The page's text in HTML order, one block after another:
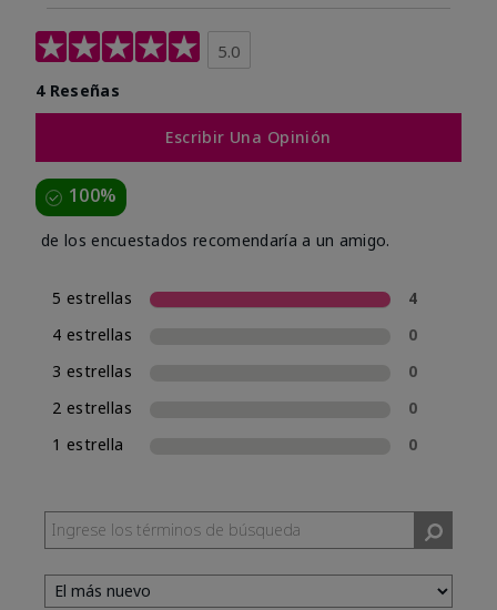
5.0
4 Reseñas
Escribir Una Opinión
100%
de los encuestados recomendaría a un amigo.
5 estrellas
4
4 estrellas
0
3 estrellas
0
2 estrellas
0
1 estrella
0